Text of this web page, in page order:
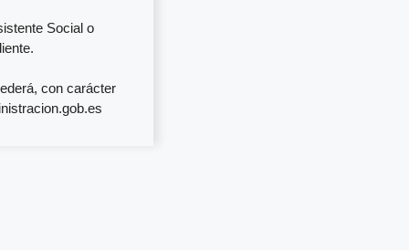
Social o
con carácter